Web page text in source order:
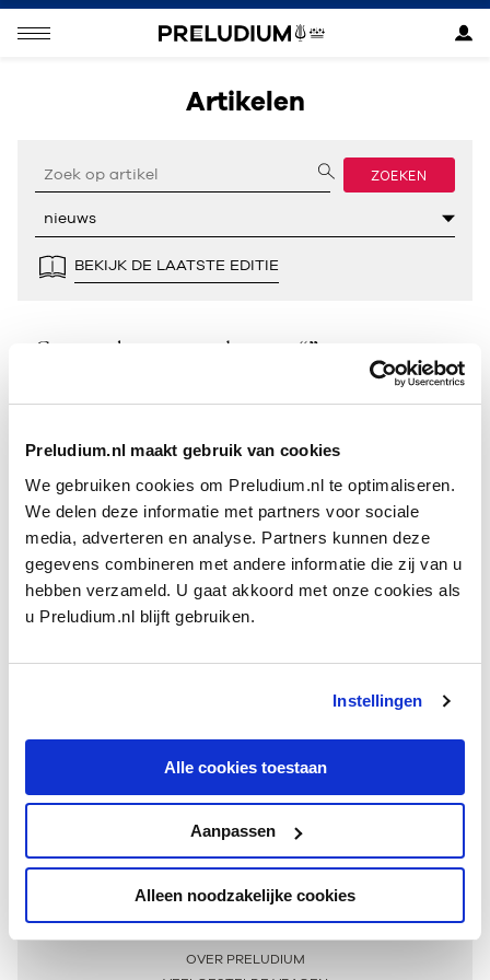
Preludium.nl maakt gebruik van cookies
We gebruiken cookies om Preludium.nl te optimaliseren.
We delen deze informatie met partners voor sociale
media, adverteren en analyse. Partners kunnen deze
gegevens combineren met andere informatie die zij van u
hebben verzameld. U gaat akkoord met onze cookies als
u Preludium.nl blijft gebruiken.
Instellingen
Alle cookies toestaan
Aanpassen
Alleen noodzakelijke cookies
Artikelen
ZOEKEN
BEKIJK DE LAATSTE EDITIE
Geen resultaten gevonden voor “”.
Meer informatie
OVER PRELUDIUM